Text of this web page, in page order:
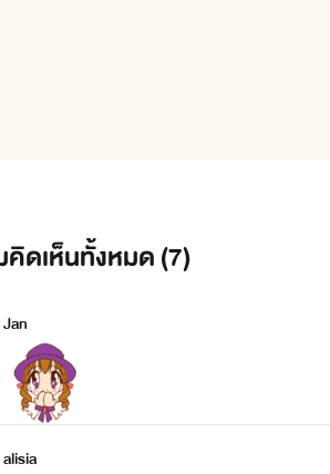
ดเห็นทั้งหมด (7)
Jan
alisia